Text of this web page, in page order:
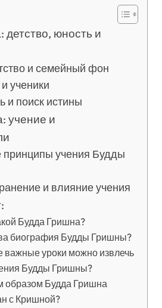
детство, юность и
и семейный фон
ученики
и поиск истины
учение и
учения Будды
и влияние учения
Будда Гришна?
биография Будды Гришны?
важные уроки можно извлечь
Будды Гришны?
образом Будда Гришна
с Кришной?